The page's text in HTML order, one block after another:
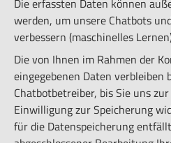
Die erfassten Daten können
werden, um unsere Chatbots
verbessern (maschinelles
Die von Ihnen im Rahmen der
eingegebenen Daten verbleiben
Chatbotbetreiber, bis Sie uns
Einwilligung zur Speicherung
für die Datenspeicherung